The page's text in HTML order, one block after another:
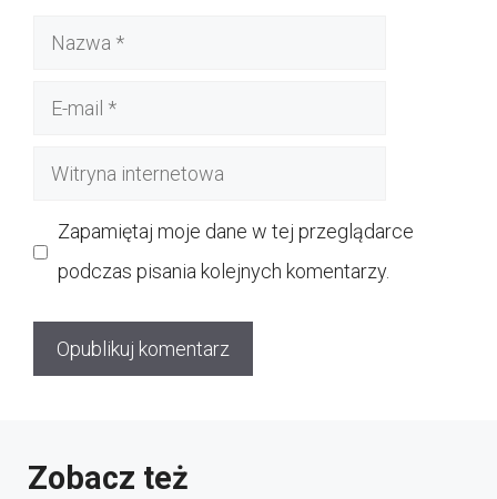
Nazwa
Witryna
Zapamiętaj moje dane w tej przeglądarce
podczas pisania kolejnych komentarzy.
Zobacz też